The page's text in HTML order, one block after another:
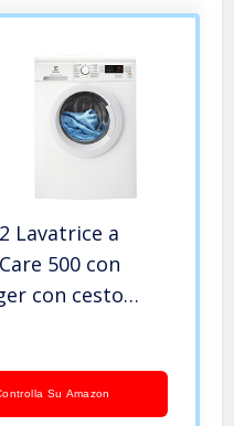
Lavatrice a
500 con
con cesto
A,
Su Amazon